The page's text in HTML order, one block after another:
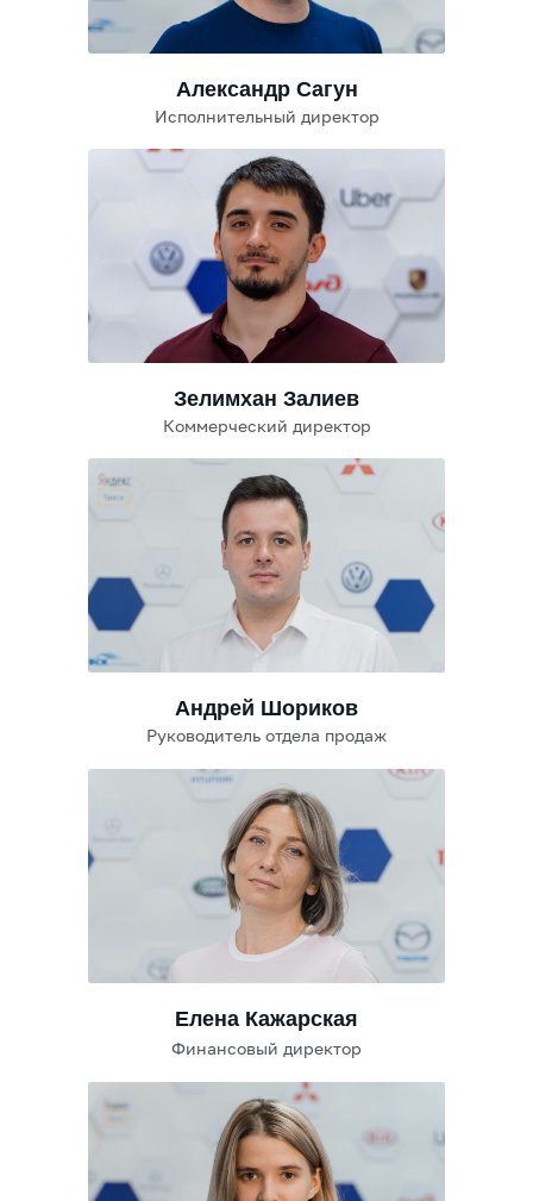
Александр Сагун
Зелимхан Залиев
Андрей Шориков
Исполнительный директор
Коммерческий директор
Руководитель отдела продаж
Елена Кажарская
Финансовый директор